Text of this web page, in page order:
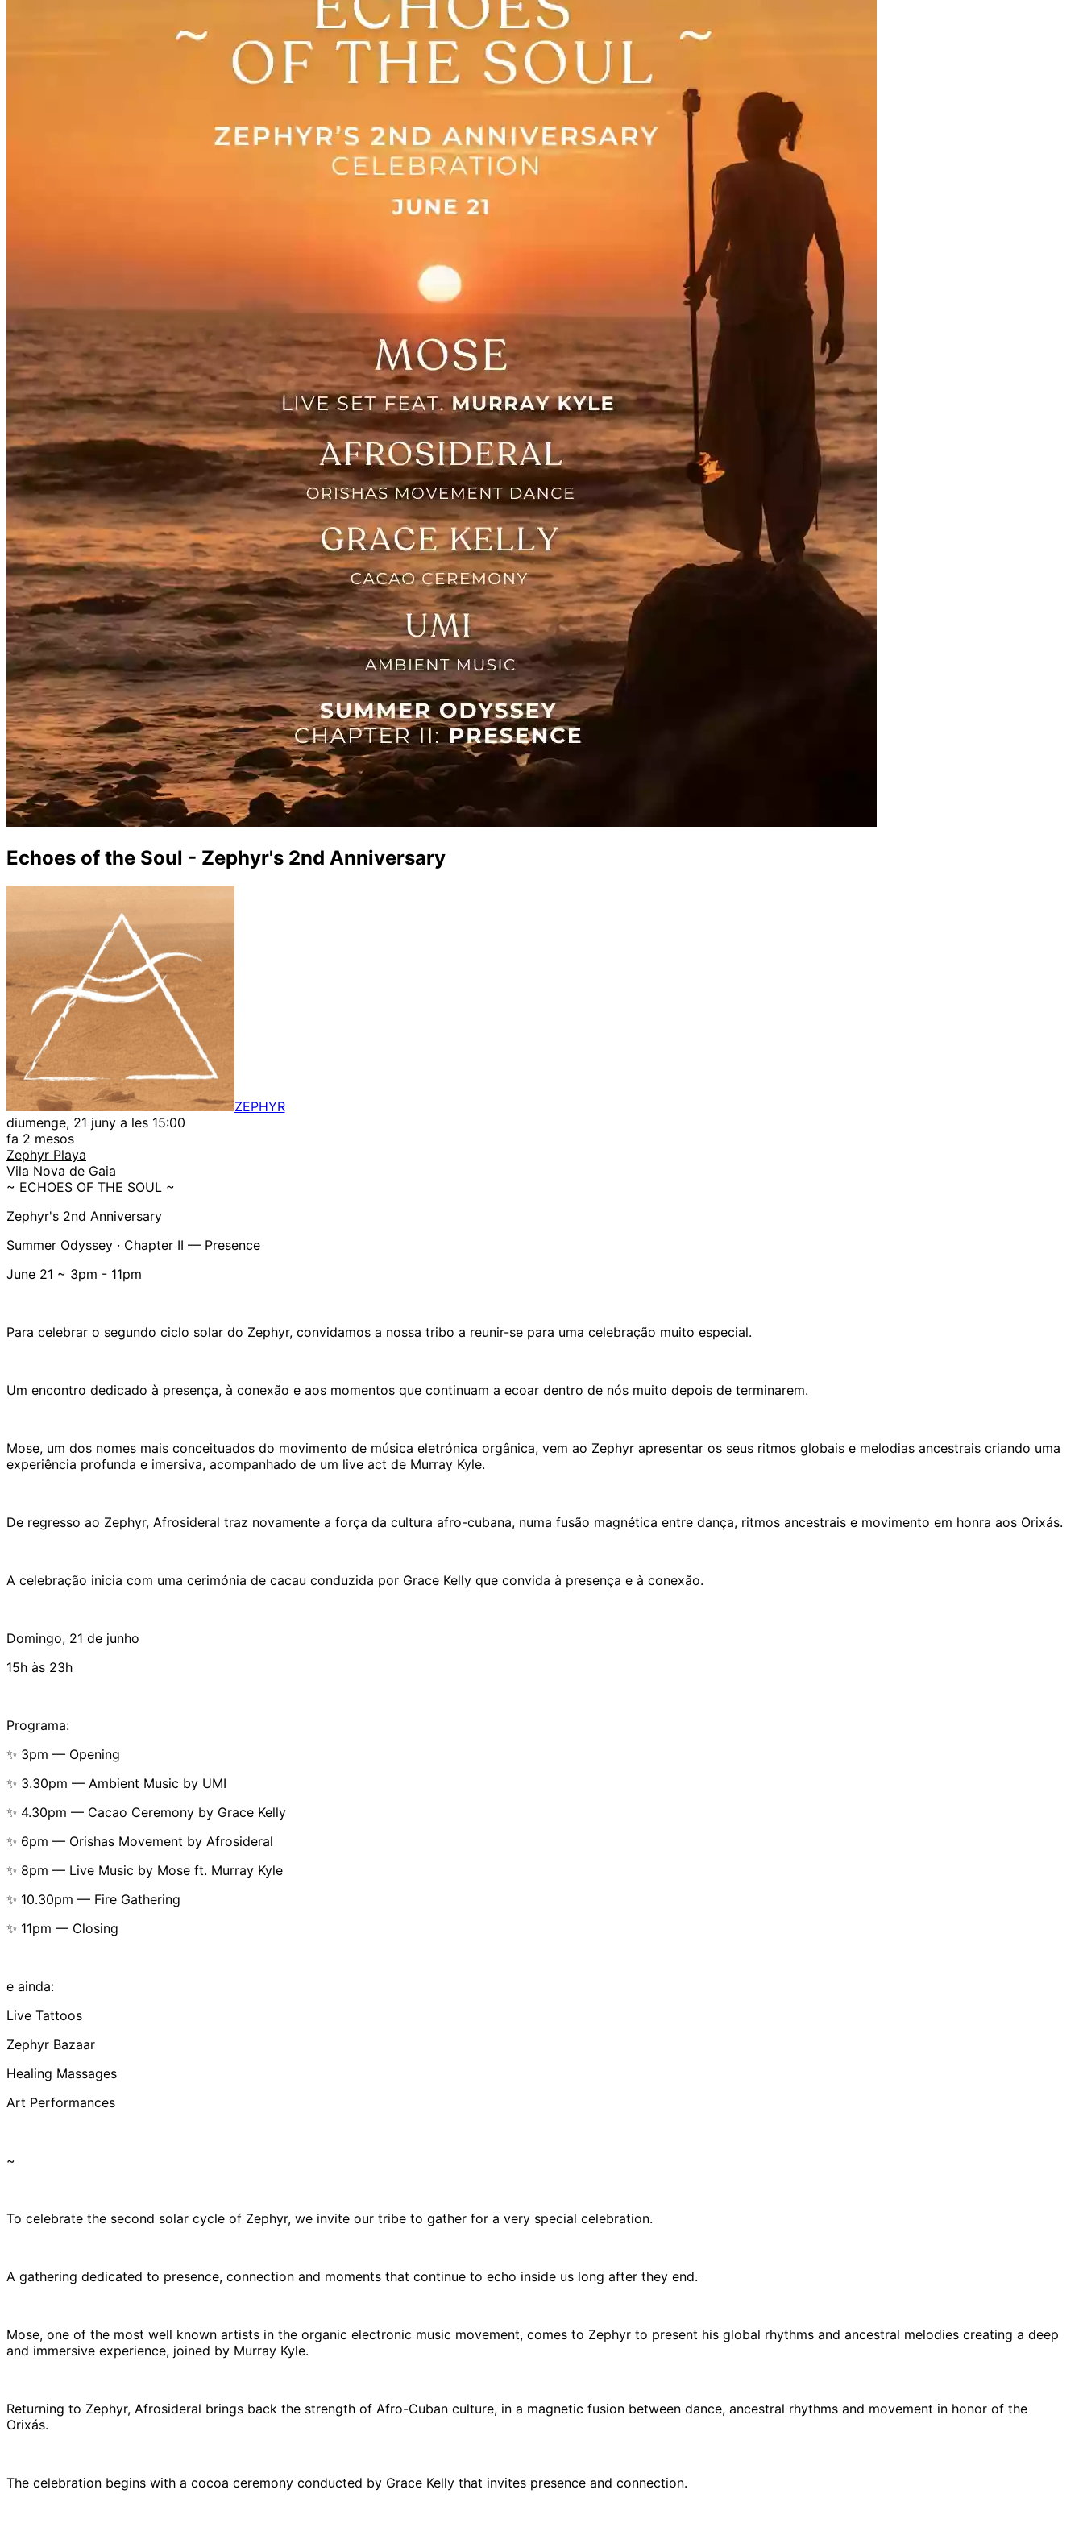
Echoes of the Soul - Zephyr's 2nd Anniversary
ZEPHYR
diumenge, 21 juny a les 15:00
fa 2 mesos
Zephyr Playa
Vila Nova de Gaia
~ ECHOES OF THE SOUL ~
Zephyr's 2nd Anniversary
Summer Odyssey · Chapter II — Presence
June 21 ~ 3pm - 11pm
Para celebrar o segundo ciclo solar do Zephyr, convidamos a nossa tribo a reunir-se para uma celebração muito especial.
Um encontro dedicado à presença, à conexão e aos momentos que continuam a ecoar dentro de nós muito depois de terminarem.
Mose, um dos nomes mais conceituados do movimento de música eletrónica orgânica, vem ao Zephyr apresentar os seus ritmos globais e melodias ancestrais criando uma
experiência profunda e imersiva, acompanhado de um live act de Murray Kyle.
De regresso ao Zephyr, Afrosideral traz novamente a força da cultura afro-cubana, numa fusão magnética entre dança, ritmos ancestrais e movimento em honra aos Orixás.
A celebração inicia com uma cerimónia de cacau conduzida por Grace Kelly que convida à presença e à conexão.
Domingo, 21 de junho
15h às 23h
Programa:
✨ 3pm — Opening
✨ 3.30pm — Ambient Music by UMI
✨ 4.30pm — Cacao Ceremony by Grace Kelly
✨ 6pm — Orishas Movement by Afrosideral
✨ 8pm — Live Music by Mose ft. Murray Kyle
✨ 10.30pm — Fire Gathering
✨ 11pm — Closing
e ainda:
Live Tattoos
Zephyr Bazaar
Healing Massages
Art Performances
~
To celebrate the second solar cycle of Zephyr, we invite our tribe to gather for a very special celebration.
A gathering dedicated to presence, connection and moments that continue to echo inside us long after they end.
Mose, one of the most well known artists in the organic electronic music movement, comes to Zephyr to present his global rhythms and ancestral melodies creating a deep
and immersive experience, joined by Murray Kyle.
Returning to Zephyr, Afrosideral brings back the strength of Afro-Cuban culture, in a magnetic fusion between dance, ancestral rhythms and movement in honor of the
Orixás.
The celebration begins with a cocoa ceremony conducted by Grace Kelly that invites presence and connection.